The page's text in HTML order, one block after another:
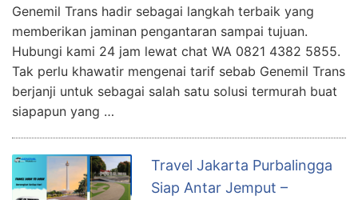
Genemil Trans hadir sebagai langkah terbaik yang
memberikan jaminan pengantaran sampai tujuan.
Hubungi kami 24 jam lewat chat WA 0821 4382 5855.
Tak perlu khawatir mengenai tarif sebab Genemil Trans
berjanji untuk sebagai salah satu solusi termurah buat
siapapun yang …
Travel Jakarta Purbalingga
Siap Antar Jemput –